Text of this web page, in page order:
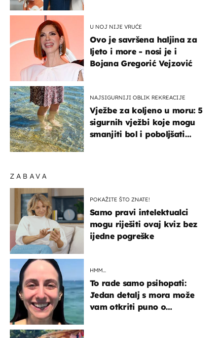
ZABAVA
POKAŽITE ŠTO ZNATE!
Samo pravi intelektualci
mogu riješiti ovaj kviz bez
ijedne pogreške
HMM…
To rade samo psihopati:
Jedan detalj s mora može
vam otkriti puno o
U NOJ NIJE VRUĆE
Ovo je savršena haljina za
ljeto i more - nosi je i
Bojana Gregorić Vejzović
NAJSIGURNIJI OBLIK REKREACIJE
Vježbe za koljeno u moru: 5
sigurnih vježbi koje mogu
smanjiti bol i poboljšati